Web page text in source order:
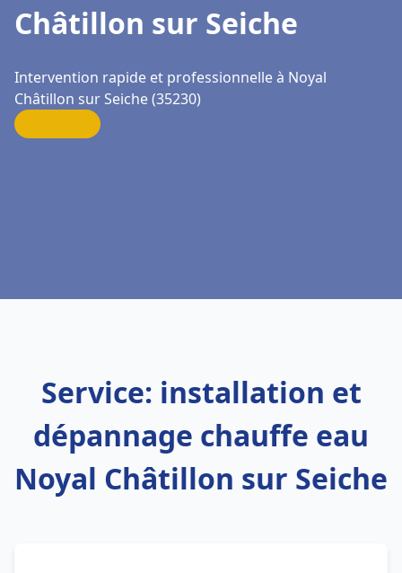
Châtillon sur Seiche
Intervention rapide et professionnelle à Noyal
Châtillon sur Seiche (35230)
Service: installation et
dépannage chauffe eau
Noyal Châtillon sur Seiche